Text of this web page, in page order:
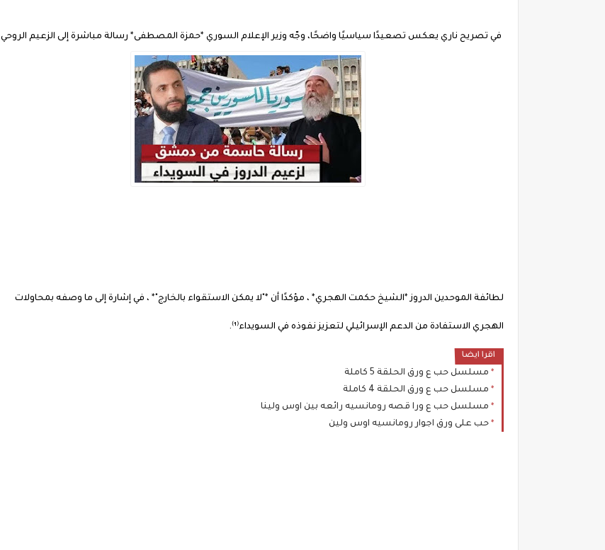
في تصريح ناري يعكس تصعيدًا سياسيًا واضحًا، وجّه وزير الإعلام السوري *حمزة المصطفى* رسالة مباشرة إلى الزعيم الروحي
لطائفة الموحدين الدروز *الشيخ حكمت الهجري* ، مؤكدًا أن *"لا يمكن الاستقواء بالخارج"* ، في إشارة إلى ما وصفه بمحاولات
الهجري الاستفادة من الدعم الإسرائيلي لتعزيز نفوذه في السويداء⁽¹⁾.
اقرا ايضا
مسلسل حب ع ورق الحلقة 5 كاملة
مسلسل حب ع ورق الحلقة 4 كاملة
مسلسل حب ع ورا قصه رومانسيه رائعه بين اوس ولينا
حب على ورق اجوار رومانسيه اوس ولين